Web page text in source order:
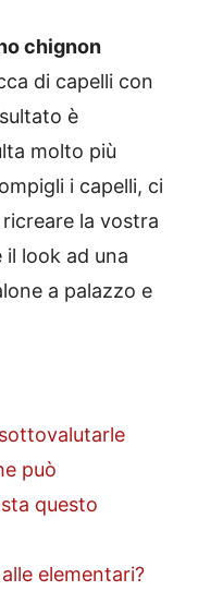
chignon
di capelli con
è
molto più
i capelli, ci
la vostra
look ad una
a palazzo e
può
questo
elementari?